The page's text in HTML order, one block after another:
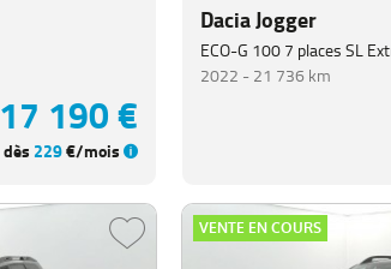
17 190 €
dès 229€/mois
Dacia Jogger
ECO-G 100 7 places SL
2022 -21 736 km
VENTE EN COURS